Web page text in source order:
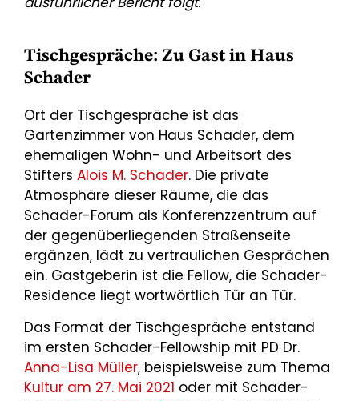
Tischgespräche: Zu Gast in Haus
Schader
Ort der Tischgespräche ist das
Gartenzimmer von Haus Schader, dem
ehemaligen Wohn- und Arbeitsort des
Stifters Alois M. Schader. Die private
Atmosphäre dieser Räume, die das
Schader-Forum als Konferenzzentrum auf
der gegenüberliegenden Straßenseite
ergänzen, lädt zu vertraulichen Gesprächen
ein. Gastgeberin ist die Fellow, die Schader-
Residence liegt wortwörtlich Tür an Tür.
Das Format der Tischgespräche entstand
im ersten Schader-Fellowship mit PD Dr.
Anna-Lisa Müller, beispielsweise zum Thema
Kultur am 27. Mai 2021 oder mit Schader-